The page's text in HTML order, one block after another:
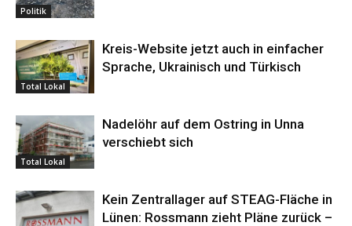
Politik
Total Lokal
Kreis-Website jetzt auch in einfacher
Sprache, Ukrainisch und Türkisch
Total Lokal
Nadelöhr auf dem Ostring in Unna
verschiebt sich
Kein Zentrallager auf STEAG-Fläche in
Lünen: Rossmann zieht Pläne zurück –